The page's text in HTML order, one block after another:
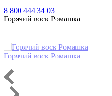
8 800 444 34 03
Горячий воск Ромашка
Горячий воск Ромашка